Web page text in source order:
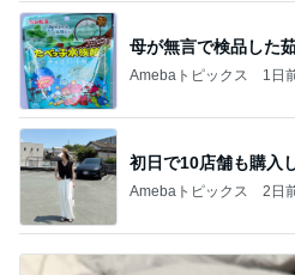
母が無言で検品した
Amebaトピックス 1日
初日で10店舗も購入
Amebaトピックス 2日